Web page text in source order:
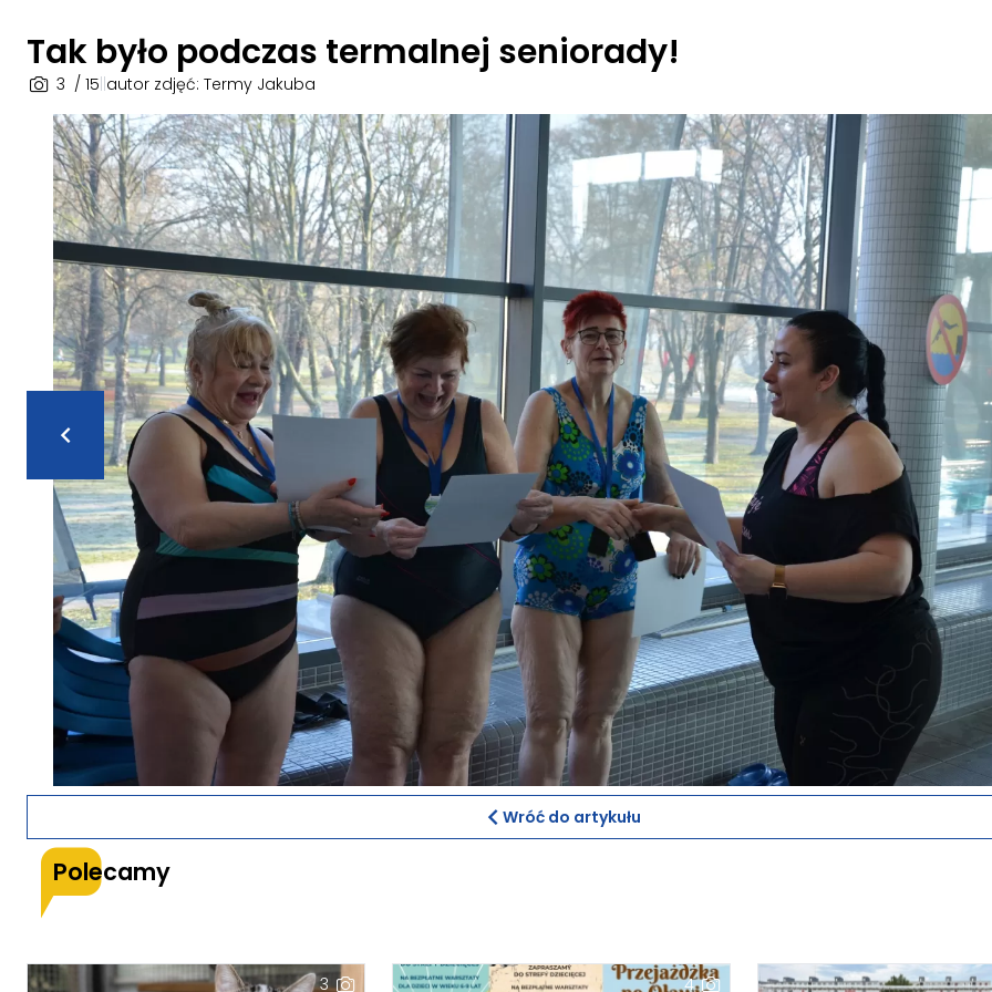
Tak było podczas termalnej seniorady!
3 / 15 autor zdjęć: Termy Jakuba
Wróć do artykułu
Polecamy
3 4